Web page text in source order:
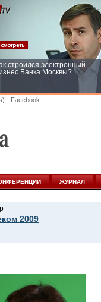
строился электронный
Банка Москвы?
Facebook
ЖУРНАЛ
2009